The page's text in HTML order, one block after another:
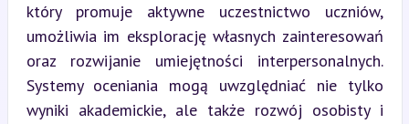
który promuje aktywne uczestnictwo uczniów,
umożliwia im eksplorację własnych zainteresowań
oraz rozwijanie umiejętności interpersonalnych.
Systemy oceniania mogą uwzględniać nie tylko
wyniki akademickie, ale także rozwój osobisty i